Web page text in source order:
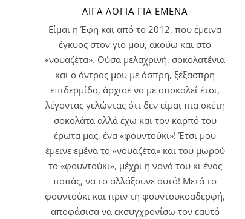
ΛΊΓΑ ΛΌΓΙΑ ΓΙΑ ΕΜΈΝΑ
Είμαι η Έφη και από το 2012, που έμεινα
έγκυος στον γιο μου, ακούω και στο
«νουαζέτα». Ούσα μελαχρινή, σοκολατένια
και ο άντρας μου με άσπρη, ξέξασπρη
επιδερμίδα, άρχισε να με αποκαλεί έτσι,
λέγοντας γελώντας ότι δεν είμαι πια σκέτη
σοκολάτα αλλά έχω και τον καρπό του
έρωτα μας, ένα «φουντούκι»! Έτσι μου
έμεινε εμένα το «νουαζέτα» και του μωρού
το «φουντούκι», μέχρι η νονά του κι ένας
παπάς, να το αλλάξουνε αυτό! Μετά το
φουντούκι και πριν τη φουντουκοαδερφή,
αποφάσισα να εκσυγχρονίσω τον εαυτό